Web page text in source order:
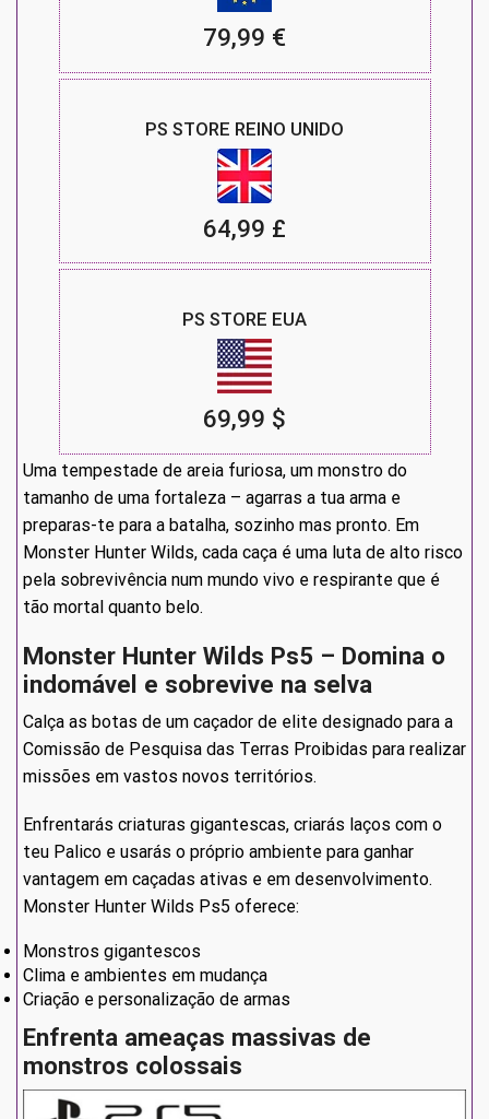
79,99 €
PS STORE REINO UNIDO
64,99 £
PS STORE EUA
69,99 $
Uma tempestade de areia furiosa, um monstro do
tamanho de uma fortaleza – agarras a tua arma e
preparas-te para a batalha, sozinho mas pronto. Em
Monster Hunter Wilds, cada caça é uma luta de alto risco
pela sobrevivência num mundo vivo e respirante que é
tão mortal quanto belo.
Monster Hunter Wilds Ps5 – Domina o
indomável e sobrevive na selva
Calça as botas de um caçador de elite designado para a
Comissão de Pesquisa das Terras Proibidas para realizar
missões em vastos novos territórios.
Enfrentarás criaturas gigantescas, criarás laços com o
teu Palico e usarás o próprio ambiente para ganhar
vantagem em caçadas ativas e em desenvolvimento.
Monster Hunter Wilds Ps5 oferece:
Monstros gigantescos
Clima e ambientes em mudança
Criação e personalização de armas
Enfrenta ameaças massivas de
monstros colossais